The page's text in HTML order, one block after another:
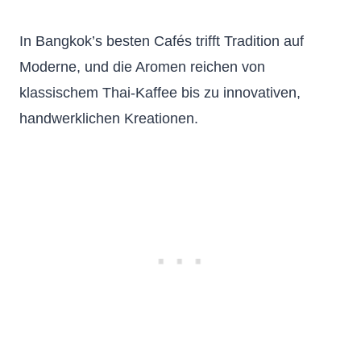
In Bangkok’s besten Cafés trifft Tradition auf
Moderne, und die Aromen reichen von
klassischem Thai-Kaffee bis zu innovativen,
handwerklichen Kreationen.